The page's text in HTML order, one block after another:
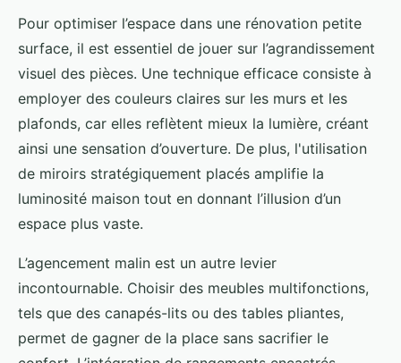
Pour optimiser l’espace dans une rénovation petite
surface, il est essentiel de jouer sur l’agrandissement
visuel des pièces. Une technique efficace consiste à
employer des couleurs claires sur les murs et les
plafonds, car elles reflètent mieux la lumière, créant
ainsi une sensation d’ouverture. De plus, l'utilisation
de miroirs stratégiquement placés amplifie la
luminosité maison tout en donnant l’illusion d’un
espace plus vaste.
L’agencement malin est un autre levier
incontournable. Choisir des meubles multifonctions,
tels que des canapés-lits ou des tables pliantes,
permet de gagner de la place sans sacrifier le